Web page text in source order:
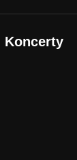
Koncerty